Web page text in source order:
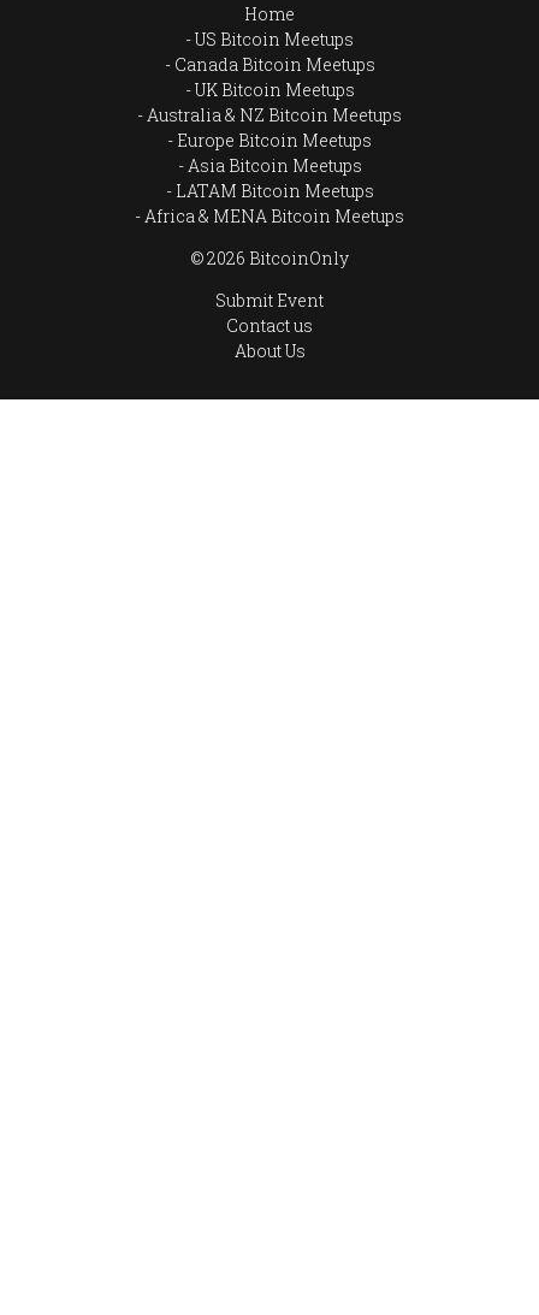
Home
US Bitcoin Meetups
Canada Bitcoin Meetups
UK Bitcoin Meetups
Australia & NZ Bitcoin Meetups
Europe Bitcoin Meetups
Asia Bitcoin Meetups
LATAM Bitcoin Meetups
Africa & MENA Bitcoin Meetups
© 2026 BitcoinOnly
Submit Event
Contact us
About Us